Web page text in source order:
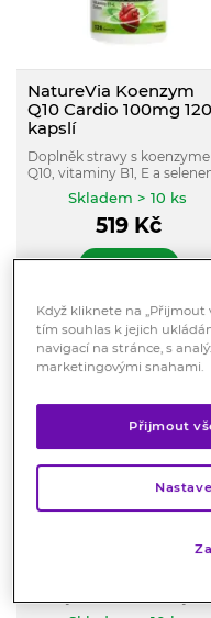
NatureVia Koenzym
Q10 Cardio 100mg 120
kapslí
Doplněk stravy s
Q10, vitaminy B1, E a
pro podporu energie, vitality
ochranu buněk před
oxidativním stresem.
při užívání léků na
Skladem > 10 ks
519 Kč
KOUPIT
Akce
GS Magnesium citrát
vstřebatelnost v porovnání s
Když kliknete na „Přijmout
tím souhlas k jejich
navigací na stránce, s
marketingovými snahami.
Přijmout